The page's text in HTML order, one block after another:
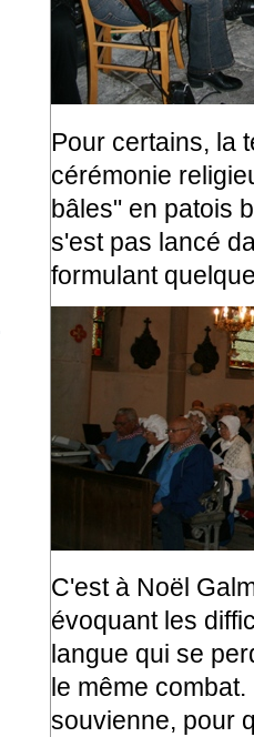
Pour certains, la
cérémonie
bâles" en patois
s'est pas lancé
formulant
C'est à Noël
évoquant les
langue qui se
le même
souvienne, pour